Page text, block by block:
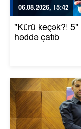
06.08.2026, 15:42
"Kürü keçək?! 5"
həddə çatıb